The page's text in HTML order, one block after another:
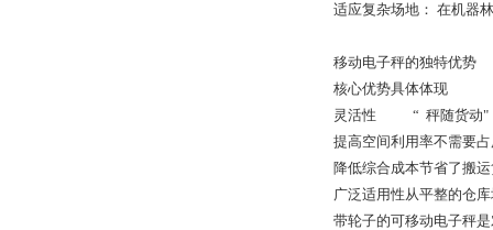
适应复杂场地： 在机器
移动电子秤的独特优势
核心优势具体体现
灵活性 “ 秤随货动"，
提高空间利用率不需要
降低综合成本节省了搬
广泛适用性从平整的仓
带轮子的可移动电子秤